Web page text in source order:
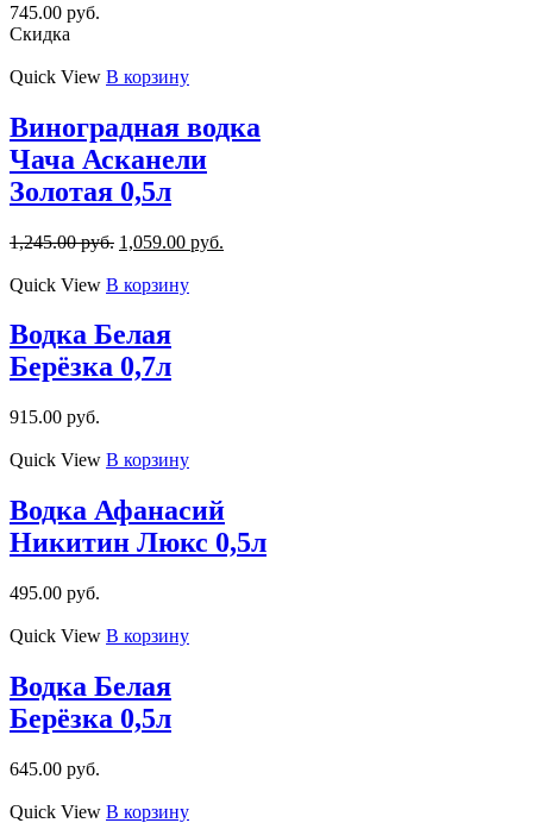
745.00 руб.
Скидка
Quick View В корзину
Виноградная водка
Чача Асканели
Золотая 0,5л
1,245.00руб. 1,059.00 руб.
Quick View В корзину
Водка Белая
Берёзка 0,7л
915.00 руб.
Quick View В корзину
Водка Афанасий
Никитин Люкс 0,5л
495.00 руб.
Quick View В корзину
Водка Белая
Берёзка 0,5л
645.00 руб.
Quick View В корзину